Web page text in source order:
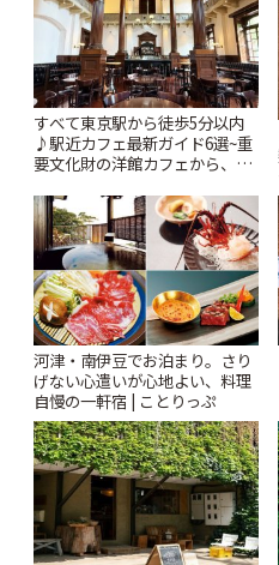
すべて東京駅から徒歩5分以内
♪駅近カフェ最新ガイド6選~重
要文化財の洋館カフェから、改
りっぷ
河津・南伊豆でお泊まり。さり
げない心遣いが心地よい、料理
自慢の一軒宿 | ことりっぷ